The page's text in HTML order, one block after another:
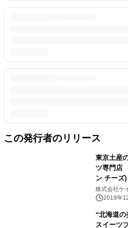
この発行者のリリース
東京土産
ツ専門店
ン チーズ
12/11オー
株式会社ケ
2019年
“北海道
スイーツ